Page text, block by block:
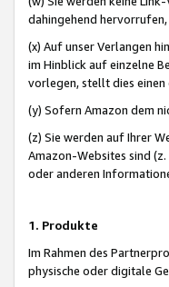
dahingehend
(x) Auf unser Verlangen
im Hinblick auf einzelne
vorlegen, stellt dies
(y) Sofern Amazon dem
(z) Sie werden auf Ihrer
Amazon-Websites sind
oder anderen
1. Produkte
Im Rahmen des
physische oder digitale